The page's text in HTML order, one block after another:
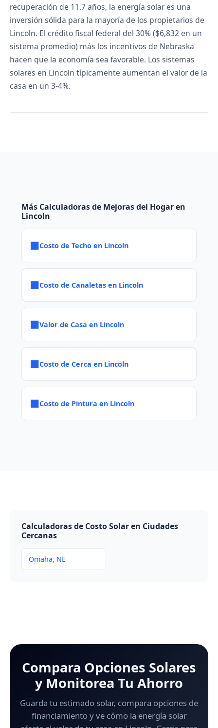
recuperación de 11.7 años, la energía solar es una
inversión sólida para la mayoría de los propietarios de
Lincoln. El crédito fiscal federal del 30% ($6,832 en un
sistema promedio) más los incentivos de Nebraska
hacen que la economía sea favorable. Los sistemas
solares en Lincoln típicamente aumentan el valor de la
casa en un 3-4%.
Más Calculadoras de Mejoras del Hogar en
Lincoln
■Costo de Techo en Lincoln
■Costo de Canaletas en Lincoln
■Valor de Casa en Lincoln
■Costo de Cerca en Lincoln
■Costo de Pintura en Lincoln
Calculadoras de Costo Solar en Ciudades
Cercanas
Omaha, NE
Compara Opciones Solares
y Monitorea Tu Ahorro
Guarda tu estimado solar, compara opciones de
financiamiento y ve cómo la energía solar